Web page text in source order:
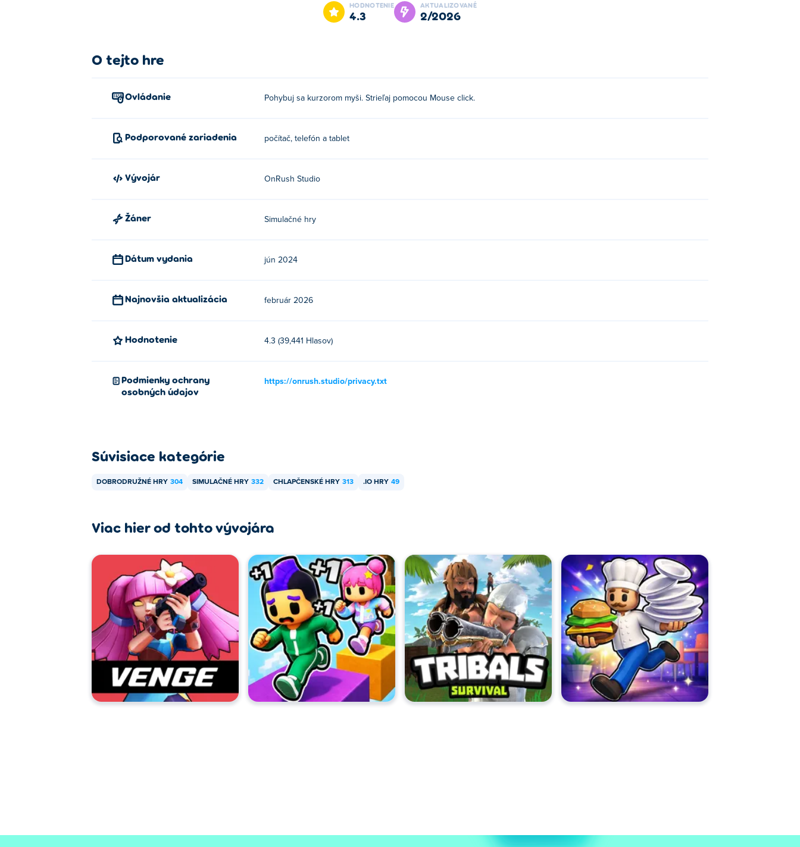
Navigujte svoju postavu pomocou kurzora a kliknutím strieľajte.
MagicLand.io môžete hrať zadarmo na Poki.
MagicLand.io je možné prehrávať na počítači a mobilných zariadeniach, ako sú telefóny a tablety.
HODNOTENIE
4.3
AKTUALIZOVANÉ
2/2026
O tejto hre
Ovládanie Pohybuj sa kurzorom myši. Strieľaj pomocou Mouse click.
Podporované zariadenia počítač, telefón a tablet
Vývojár OnRush Studio
Žáner Simulačné hry
Dátum vydania jún 2024
Najnovšia aktualizácia február 2026
Hodnotenie 4.3 (39,441 Hlasov)
Podmienky ochrany
osobných údajov
https://onrush.studio/privacy.txt
Súvisiace kategórie
DOBRODRUŽNÉ HRY 304 SIMULAČNÉ HRY 332 CHLAPČENSKÉ HRY 313 .IO HRY 49
Viac hier od tohto vývojára